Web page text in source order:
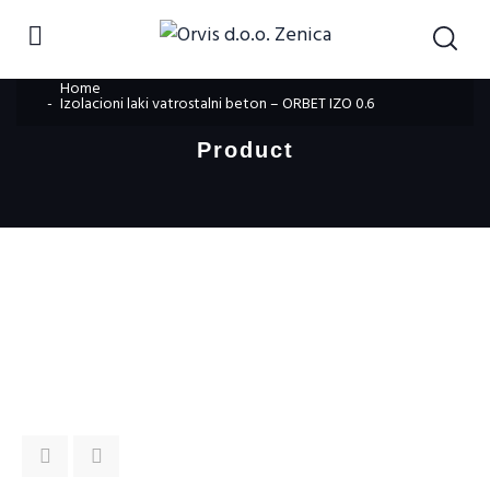
Home
Izolacioni laki vatrostalni beton – ORBET IZO 0.6
Product